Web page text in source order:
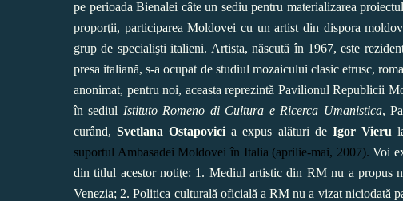
pe perioada Bienalei câte un sediu pentru materializarea
proporţii, participarea Moldovei cu un artist din dispora
grup de specialişti italieni. Artista, născută în 1967, este
presa italiană, s-a ocupat de studiul mozaicului clasic etrusc,
anonimat, pentru noi, aceasta reprezintă Pavilionul Republicii
în sediul Istituto Romeno di Cultura e Ricerca Umanistica,
curând,Svetlana Ostapovici a expus alături de Igor Vieru
suportul Ambasadei Moldovei în Italia (aprilie-mai, 2007). Voi
din titlul acestor notiţe: 1. Mediul artistic din RM nu a propus
Venezia; 2. Politica culturală oficială a RM nu a vizat niciodată